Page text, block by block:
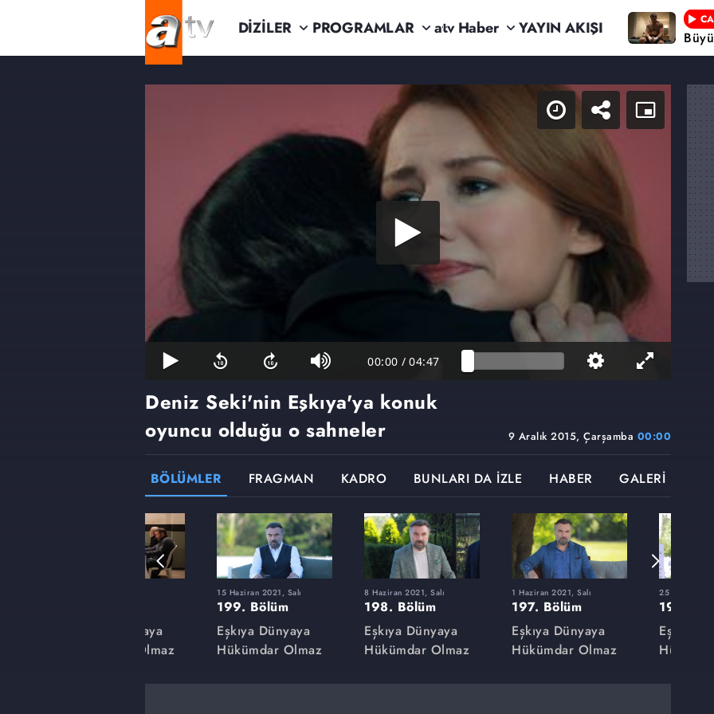
DİZİLER PROGRAMLAR atv Haber YAYIN AKIŞI
00:00 / 04:47
9 Aralık 2015, Çarşamba 00:00
Deniz Seki'nin Eşkıya'ya konuk
oyuncu olduğu o sahneler
BÖLÜMLER FRAGMAN KADRO BUNLARI DA İZLE HABER GALERİ
Eşkıya Dünyaya
Hükümdar Olmaz
15 Haziran 2021, Salı
199. Bölüm
Eşkıya Dünyaya
Hükümdar Olmaz
8 Haziran 2021, Salı
198. Bölüm
Eşkıya Dünyaya
Hükümdar Olmaz
1 Haziran 2021, Salı
197. Bölüm
Eşkıya Dünyaya
Hükümdar Olmaz
25 Mayıs
196.
Eşkıya